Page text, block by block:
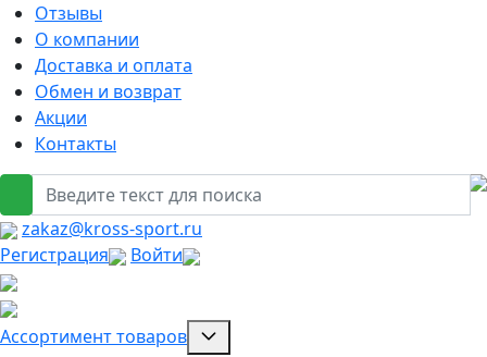
Отзывы
О компании
Доставка и оплата
Обмен и возврат
Акции
Контакты
zakaz@kross-sport.ru
Регистрация
Войти
Ассортимент товаров